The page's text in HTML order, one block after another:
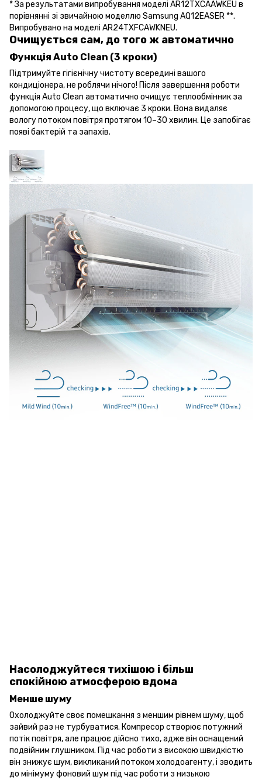
* За результатами випробування моделі AR12TXCAAWKEU в
порівнянні зі звичайною моделлю Samsung AQ12EASER **.
Випробувано на моделі AR24TXFCAWKNEU.
Очищується сам, до того ж автоматично
Функція Auto Clean (3 кроки)
Підтримуйте гігієнічну чистоту всередині вашого
кондиціонера, не роблячи нічого! Після завершення роботи
функція Auto Clean автоматично очищує теплообмінник за
допомогою процесу, що включає 3 кроки. Вона видаляє
вологу потоком повітря протягом 10–30 хвилин. Це запобігає
появі бактерій та запахів.
Насолоджуйтеся тихішою і більш
спокійною атмосферою вдома
Менше шуму
Охолоджуйте своє помешкання з меншим рівнем шуму, щоб
зайвий раз не турбуватися. Компресор створює потужний
потік повітря, але працює дійсно тихо, адже він оснащений
подвійним глушником. Під час роботи з високою швидкістю
він знижує шум, викликаний потоком холодоагенту, і зводить
до мінімуму фоновий шум під час роботи з низькою